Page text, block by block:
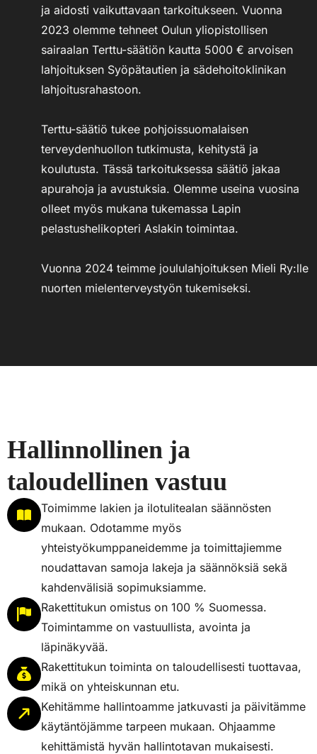
ja aidosti vaikuttavaan tarkoitukseen. Vuonna
2023 olemme tehneet Oulun yliopistollisen
sairaalan Terttu-säätiön kautta 5000 € arvoisen
lahjoituksen Syöpätautien ja sädehoitoklinikan
lahjoitusrahastoon.
Terttu-säätiö tukee pohjoissuomalaisen
terveydenhuollon tutkimusta, kehitystä ja
koulutusta. Tässä tarkoituksessa säätiö jakaa
apurahoja ja avustuksia. Olemme useina vuosina
olleet myös mukana tukemassa Lapin
pelastushelikopteri Aslakin toimintaa.
Vuonna 2024 teimme joululahjoituksen Mieli Ry:lle
nuorten mielenterveystyön tukemiseksi.
Hallinnollinen ja
taloudellinen vastuu
Toimimme lakien ja ilotulitealan säännösten
mukaan. Odotamme myös
yhteistyökumppaneidemme ja toimittajiemme
noudattavan samoja lakeja ja säännöksiä sekä
kahdenvälisiä sopimuksiamme.
Rakettitukun omistus on 100 % Suomessa.
Toimintamme on vastuullista, avointa ja
läpinäkyvää.
Rakettitukun toiminta on taloudellisesti tuottavaa,
mikä on yhteiskunnan etu.
Kehitämme hallintoamme jatkuvasti ja päivitämme
käytäntöjämme tarpeen mukaan. Ohjaamme
kehittämistä hyvän hallintotavan mukaisesti.